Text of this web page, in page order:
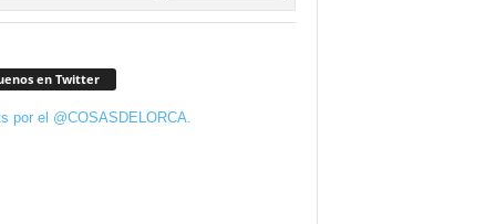
en Twitter
por el @COSASDELORCA.